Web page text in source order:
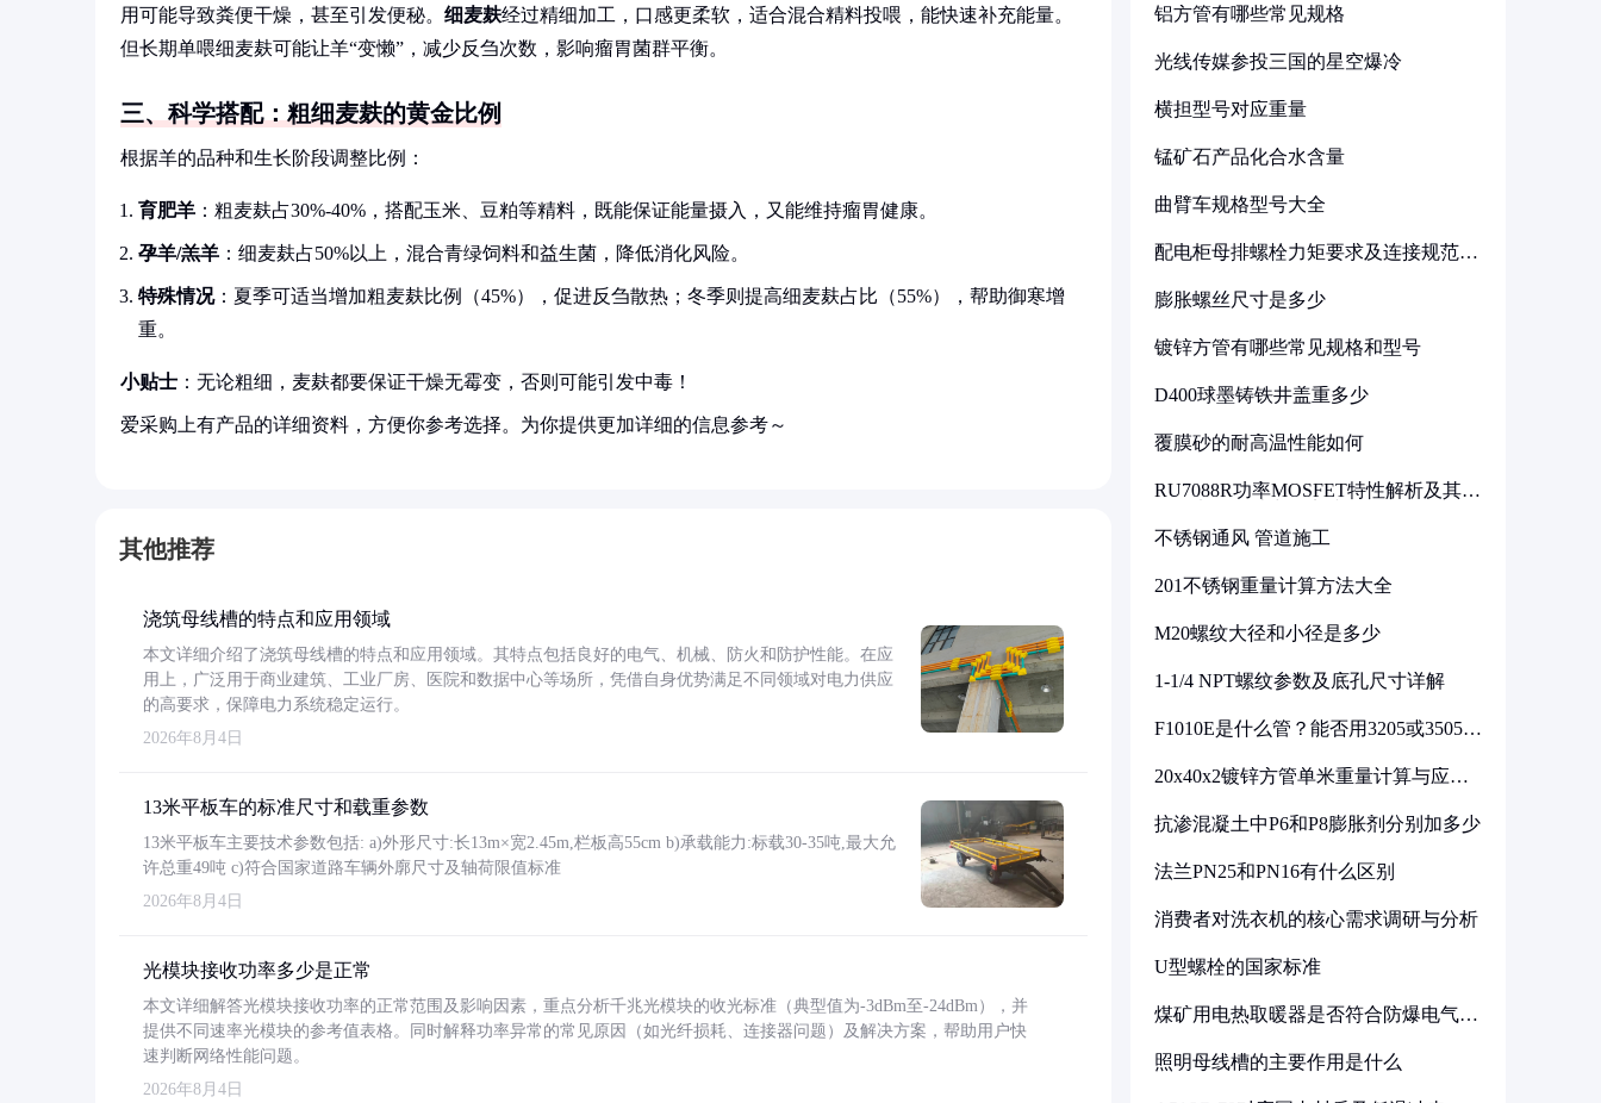
用可能导致粪便干燥，甚至引发便秘。 细麦麸经过精细加工，口感更柔软，适合混合精料投喂，能快速补充能量。
但长期单喂细麦麸可能让羊“变懒”，减少反刍次数，影响瘤胃菌群平衡。
三、科学搭配：粗细麦麸的黄金比例
根据羊的品种和生长阶段调整比例：
育肥羊 ：粗麦麸占30%-40%，搭配玉米、豆粕等精料，既能保证能量摄入，又能维持瘤胃健康。
孕羊/羔羊 ：细麦麸占50%以上，混合青绿饲料和益生菌，降低消化风险。
特殊情况：夏季可适当增加粗麦麸比例（45%），促进反刍散热；冬季则提高细麦麸占比（55%），帮助御寒增
重。
小贴士 ：无论粗细，麦麸都要保证干燥无霉变，否则可能引发中毒！
爱采购上有产品的详细资料，方便你参考选择。为你提供更加详细的信息参考～
其他推荐
浇筑母线槽的特点和应用领域
本文详细介绍了浇筑母线槽的特点和应用领域。其特点包括良好的电气、机械、防火和防护性能。在应
用上，广泛用于商业建筑、工业厂房、医院和数据中心等场所，凭借自身优势满足不同领域对电力供应
的高要求，保障电力系统稳定运行。
2026年8月4日
13米平板车的标准尺寸和载重参数
13米平板车主要技术参数包括: a)外形尺寸:长13m×宽2.45m,栏板高55cm b)承载能力:标载30-35吨,最大允
许总重49吨 c)符合国家道路车辆外廓尺寸及轴荷限值标准
2026年8月4日
光模块接收功率多少是正常
本文详细解答光模块接收功率的正常范围及影响因素，重点分析千兆光模块的收光标准（典型值为-3dBm至-24dBm），并
提供不同速率光模块的参考值表格。同时解释功率异常的常见原因（如光纤损耗、连接器问题）及解决方案，帮助用户快
速判断网络性能问题。
2026年8月4日
铝方管有哪些常见规格
光线传媒参投三国的星空爆冷
横担型号对应重量
锰矿石产品化合水含量
曲臂车规格型号大全
配电柜母排螺栓力矩要求及连接规范详
膨胀螺丝尺寸是多少
镀锌方管有哪些常见规格和型号
D400球墨铸铁井盖重多少
覆膜砂的耐高温性能如何
RU7088R功率MOSFET特性解析及其在
不锈钢通风 管道施工
201不锈钢重量计算方法大全
M20螺纹大径和小径是多少
1-1/4 NPT螺纹参数及底孔尺寸详解
F1010E是什么管？能否用3205或3505代
20x40x2镀锌方管单米重量计算与应用
抗渗混凝土中P6和P8膨胀剂分别加多少
法兰PN25和PN16有什么区别
消费者对洗衣机的核心需求调研与分析
U型螺栓的国家标准
煤矿用电热取暖器是否符合防爆电气设
照明母线槽的主要作用是什么